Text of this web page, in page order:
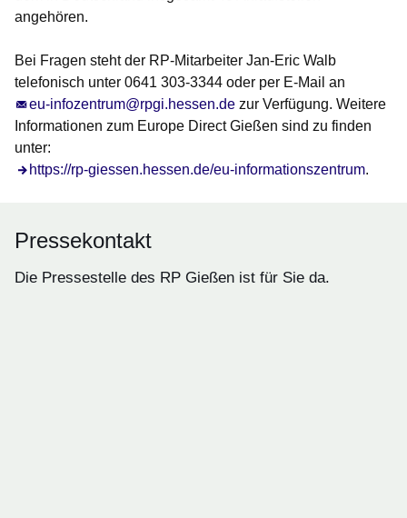
angehören.
Bei Fragen steht der RP-Mitarbeiter Jan-Eric Walb
telefonisch unter 0641 303-3344 oder per E-Mail an
eu-infozentrum@rpgi.hessen.de zur Verfügung. Weitere
Informationen zum Europe Direct Gießen sind zu finden
unter:
https://rp-giessen.hessen.de/eu-informationszentrum.
Pressekontakt
Die Pressestelle des RP Gießen ist für Sie da.